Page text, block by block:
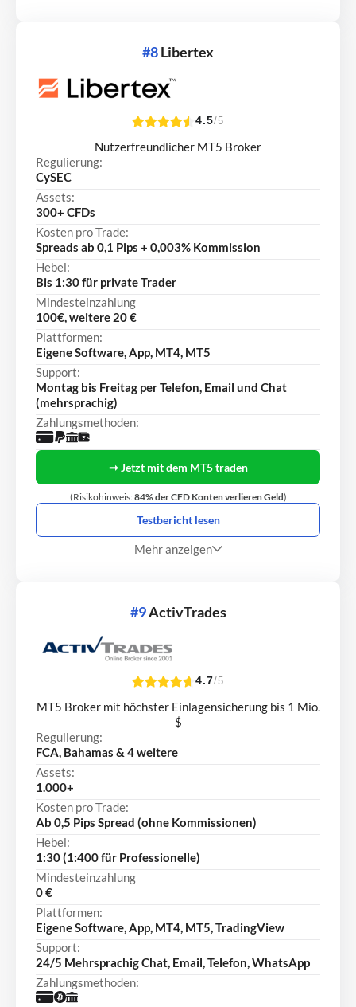
#8Libertex
4.5/5
Nutzerfreundlicher MT5 Broker
Regulierung:
CySEC
Assets:
300+ CFDs
Kosten pro Trade:
Spreads ab 0,1 Pips + 0,003% Kommission
Hebel:
Bis 1:30 für private Trader
Mindesteinzahlung
100€, weitere 20 €
Plattformen:
Eigene Software, App, MT4, MT5
Support:
Montag bis Freitag per Telefon, Email und Chat
(mehrsprachig)
Zahlungsmethoden:
➞ Jetzt mit dem MT5 traden
(Risikohinweis:84% der CFD Konten verlieren Geld)
Testbericht lesen
Mehr anzeigen
#9ActivTrades
4.7/5
MT5 Broker mit höchster Einlagensicherung bis 1 Mio.
$
Regulierung:
FCA, Bahamas & 4 weitere
Assets:
1.000+
Kosten pro Trade:
Ab 0,5 Pips Spread (ohne Kommissionen)
Hebel:
1:30 (1:400 für Professionelle)
Mindesteinzahlung
0 €
Plattformen:
Eigene Software, App, MT4, MT5, TradingView
Support:
24/5 Mehrsprachig Chat, Email, Telefon, WhatsApp
Zahlungsmethoden: